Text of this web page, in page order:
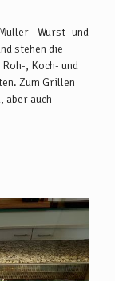
- Wurst- und
stehen die
, Koch- und
Zum Grillen
aber auch